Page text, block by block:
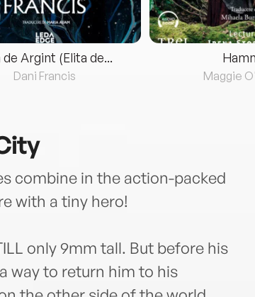
de Argint (Elita de...
Dani Francis Maggie
combine in the action-packed
with a tiny hero!
only 9mm tall. But before his
way to return him to his